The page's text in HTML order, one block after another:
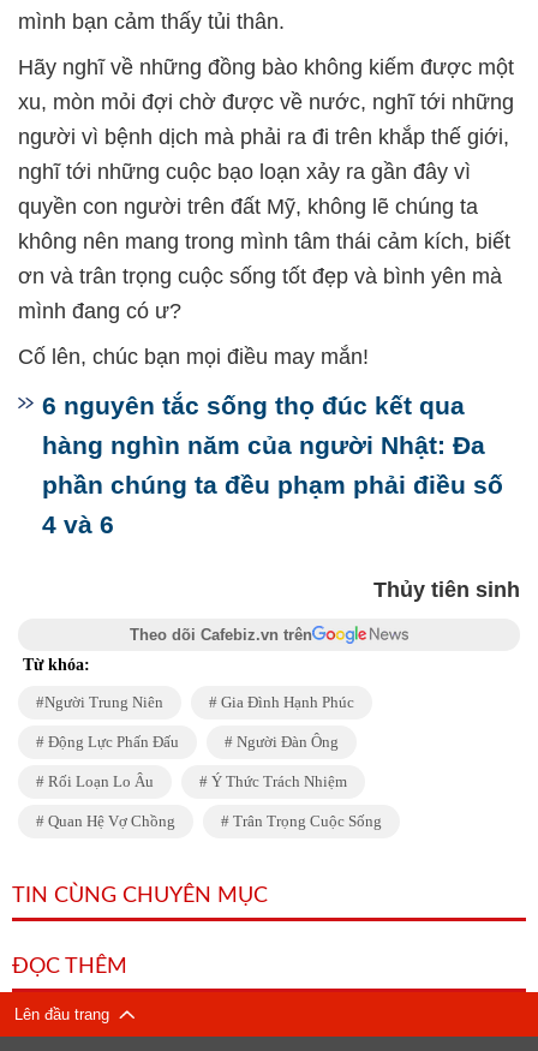
mình bạn cảm thấy tủi thân.
Hãy nghĩ về những đồng bào không kiếm được một
xu, mòn mỏi đợi chờ được về nước, nghĩ tới những
người vì bệnh dịch mà phải ra đi trên khắp thế giới,
nghĩ tới những cuộc bạo loạn xảy ra gần đây vì
quyền con người trên đất Mỹ, không lẽ chúng ta
không nên mang trong mình tâm thái cảm kích, biết
ơn và trân trọng cuộc sống tốt đẹp và bình yên mà
mình đang có ư?
Cố lên, chúc bạn mọi điều may mắn!
6 nguyên tắc sống thọ đúc kết qua
hàng nghìn năm của người Nhật: Đa
phần chúng ta đều phạm phải điều số
4 và 6
Thủy tiên sinh
Theo dõi Cafebiz.vn trên
Từ khóa:
Người Trung Niên Gia Đình Hạnh Phúc
Động Lực Phấn Đấu Người Đàn Ông
Rối Loạn Lo Âu Ý Thức Trách Nhiệm
Quan Hệ Vợ Chồng Trân Trọng Cuộc Sống
TIN CÙNG CHUYÊN MỤC
ĐỌC THÊM
Lên đầu trang